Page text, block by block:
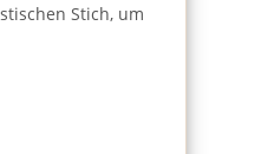
Stich, um